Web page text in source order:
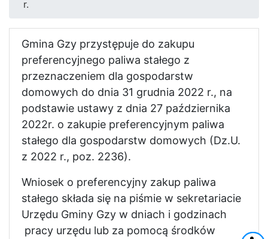
r.
Gmina Gzy przystępuje do zakupu
preferencyjnego paliwa stałego z
przeznaczeniem dla gospodarstw
domowych do dnia 31 grudnia 2022 r., na
podstawie ustawy z dnia 27 października
2022r. o zakupie preferencyjnym paliwa
stałego dla gospodarstw domowych (Dz.U.
z 2022 r., poz. 2236).
Wniosek o preferencyjny zakup paliwa
stałego składa się na piśmie w sekretariacie
Urzędu Gminy Gzy w dniach i godzinach
pracy urzędu lub za pomocą środków